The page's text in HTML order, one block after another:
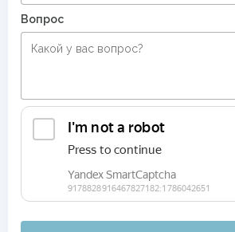
Вопрос